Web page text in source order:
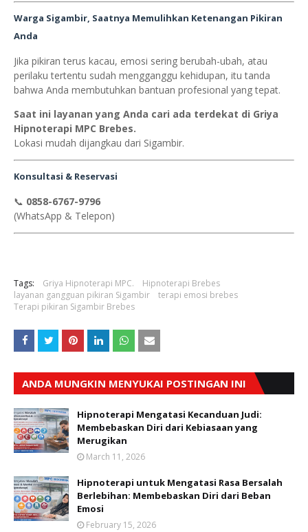
Warga Sigambir, Saatnya Memulihkan Ketenangan Pikiran
Anda
Jika pikiran terus kacau, emosi sering berubah-ubah, atau
perilaku tertentu sudah mengganggu kehidupan, itu tanda
bahwa Anda membutuhkan bantuan profesional yang tepat.
Saat ini layanan yang Anda cari ada terdekat di Griya
Hipnoterapi MPC Brebes.
Lokasi mudah dijangkau dari Sigambir.
Konsultasi & Reservasi
📞 0858-6767-9796
(WhatsApp & Telepon)
Tags: Griya Hipnoterapi MPC.
Hipnoterapi Brebes
layanan gangguan pikiran Sigambir
terapi emosi brebes
Terapi pikiran Sigambir Brebes
ANDA MUNGKIN MENYUKAI POSTINGAN INI
Hipnoterapi Mengatasi Kecanduan Judi:
Membebaskan Diri dari Kebiasaan yang
Merugikan
March 11, 2026
Hipnoterapi untuk Mengatasi Rasa Bersalah
Berlebihan: Membebaskan Diri dari Beban
Emosi
February 15, 2026